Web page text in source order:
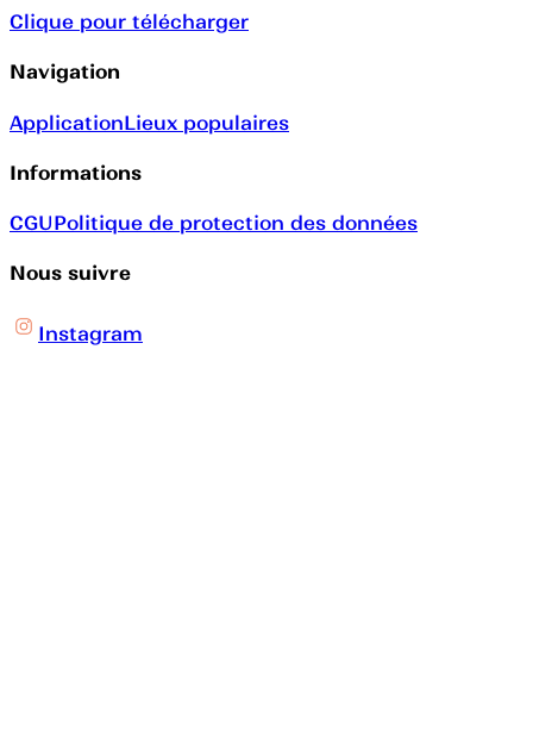
Clique pour télécharger
Navigation
ApplicationLieux populaires
Informations
CGUPolitique de protection des données
Nous suivre
Instagram